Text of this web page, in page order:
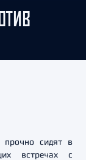
прочно сидят в
встречах с